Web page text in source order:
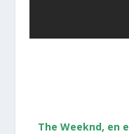
The Weeknd, en